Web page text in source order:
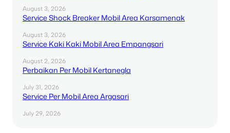
August 3, 2026
Service Shock Breaker Mobil Area Karsamenak
August 3, 2026
Service Kaki Kaki Mobil Area Empangsari
August 2, 2026
Perbaikan Per Mobil Kertanegla
July 31, 2026
Service Per Mobil Area Argasari
July 29, 2026